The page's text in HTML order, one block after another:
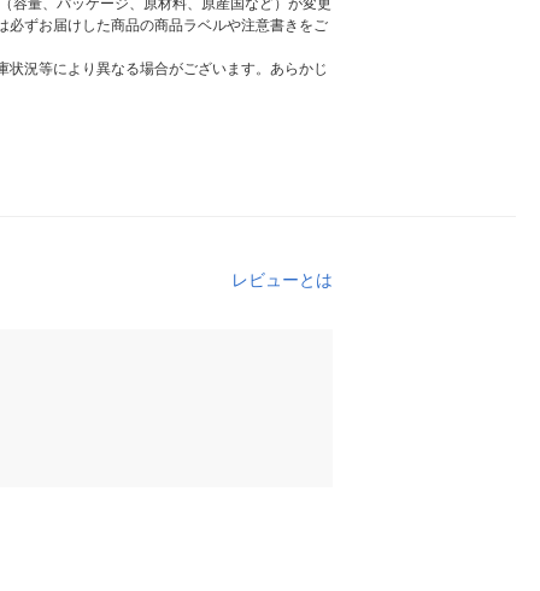
容量、パッケージ、原材料、原産国など）が変更
ずお届けした商品の商品ラベルや注意書きをご
況等により異なる場合がございます。あらかじ
レビューとは